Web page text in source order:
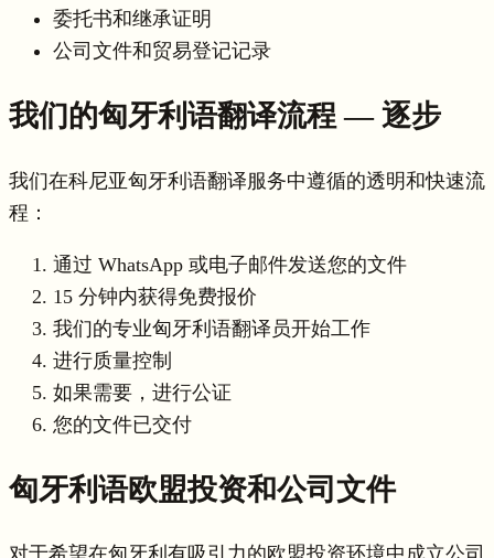
委托书和继承证明
公司文件和贸易登记记录
我们的匈牙利语翻译流程 — 逐步
我们在科尼亚匈牙利语翻译服务中遵循的透明和快速流
程：
通过 WhatsApp 或电子邮件发送您的文件
15 分钟内获得免费报价
我们的专业匈牙利语翻译员开始工作
进行质量控制
如果需要，进行公证
您的文件已交付
匈牙利语欧盟投资和公司文件